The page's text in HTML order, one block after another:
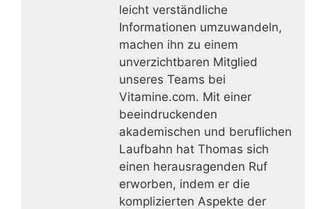
leicht verständliche
Informationen umzuwandeln,
machen ihn zu einem
unverzichtbaren Mitglied
unseres Teams bei
Vitamine.com. Mit einer
beeindruckenden
akademischen und beruflichen
Laufbahn hat Thomas sich
einen herausragenden Ruf
erworben, indem er die
komplizierten Aspekte der